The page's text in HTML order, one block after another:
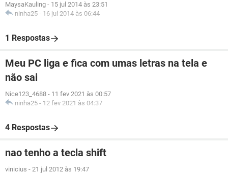
MaysaKauling - 15 jul 2014 às 23:51
ninha25 - 16 jul 2014 às 06:44
1 Respostas
Meu PC liga e fica com umas letras na tela e
não sai
Nice123_4688 - 11 fev 2021 às 00:57
ninha25 - 12 fev 2021 às 04:37
4 Respostas
nao tenho a tecla shift
vinicius - 21 jul 2012 às 19:47